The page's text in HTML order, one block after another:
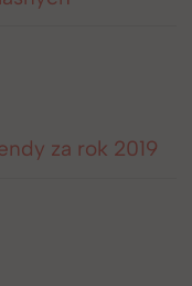
za rok 2019